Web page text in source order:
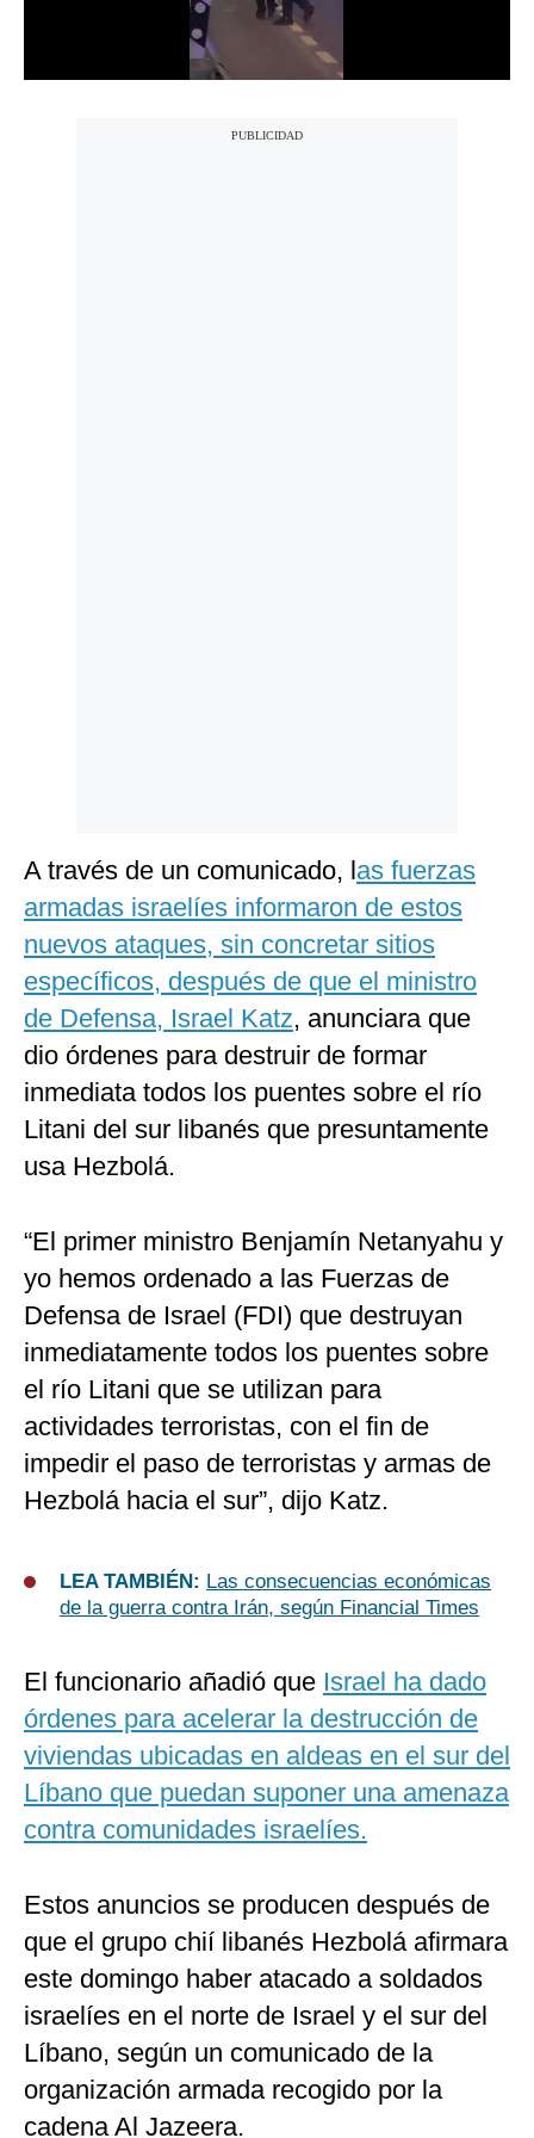
A través de un comunicado, las fuerzas
armadas israelíes informaron de estos
nuevos ataques, sin concretar sitios
específicos, después de que el ministro
de Defensa, Israel Katz, anunciara que
dio órdenes para destruir de formar
inmediata todos los puentes sobre el río
Litani del sur libanés que presuntamente
usa Hezbolá.
“El primer ministro Benjamín Netanyahu y
yo hemos ordenado a las Fuerzas de
Defensa de Israel (FDI) que destruyan
inmediatamente todos los puentes sobre
el río Litani que se utilizan para
actividades terroristas, con el fin de
impedir el paso de terroristas y armas de
Hezbolá hacia el sur”, dijo Katz.
LEA TAMBIÉN: Las consecuencias económicas
de la guerra contra Irán, según Financial Times
El funcionario añadió que Israel ha dado
órdenes para acelerar la destrucción de
viviendas ubicadas en aldeas en el sur del
Líbano que puedan suponer una amenaza
contra comunidades israelíes.
Estos anuncios se producen después de
que el grupo chií libanés Hezbolá afirmara
este domingo haber atacado a soldados
israelíes en el norte de Israel y el sur del
Líbano, según un comunicado de la
organización armada recogido por la
cadena Al Jazeera.